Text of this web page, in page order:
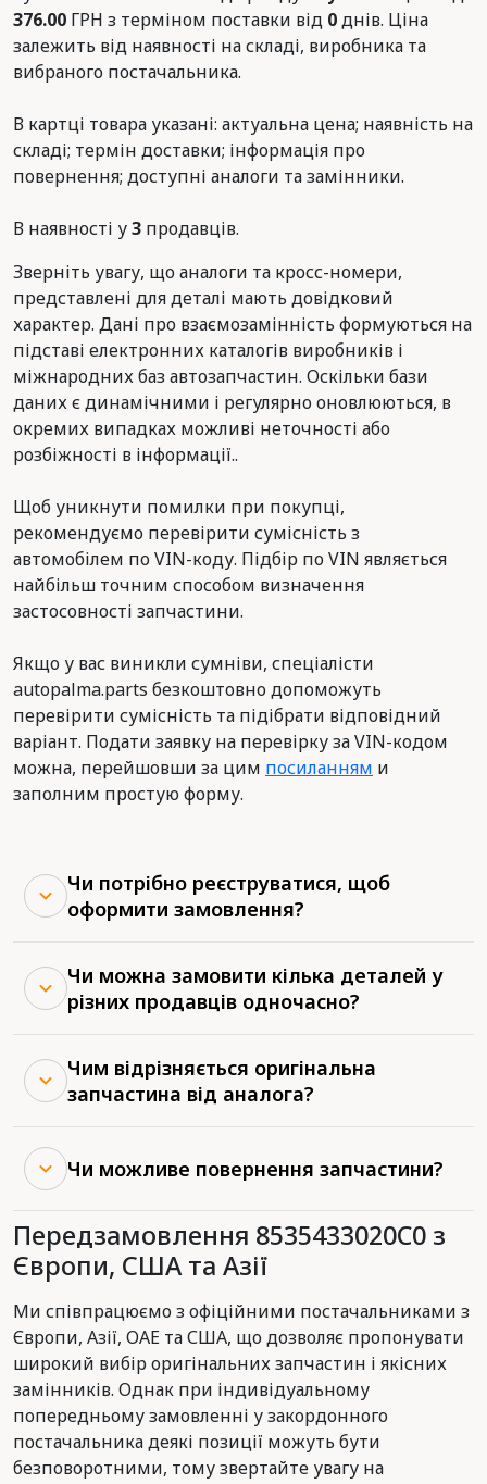
376.00 ГРН з терміном поставки від 0днів. Ціна
залежить від наявності на складі, виробника та
вибраного постачальника.
В картці товара указані: актуальна цена; наявність на
складі; термін доставки; інформація про
повернення; доступні аналоги та замінники.
В наявності у3 продавців.
Зверніть увагу, що аналоги та кросс-номери,
представлені для деталі мають довідковий
характер. Дані про взаємозамінність формуються на
підставі електронних каталогів виробників і
міжнародних баз автозапчастин. Оскільки бази
даних є динамічними і регулярно оновлюються, в
окремих випадках можливі неточності або
розбіжності в інформації..
Щоб уникнути помилки при покупці,
рекомендуємо перевірити сумісність з
автомобілем по VIN-коду. Підбір по VIN являється
найбільш точним способом визначення
застосовності запчастини.
Якщо у вас виникли сумніви, спеціалісти
autopalma.parts безкоштовно допоможуть
перевірити сумісність та підібрати відповідний
варіант. Подати заявку на перевірку за VIN-кодом
можна, перейшовши за цим посиланням и
заполним простую форму.
Чи потрібно реєструватися, щоб
оформити замовлення?
Чи можна замовити кілька деталей у
різних продавців одночасно?
Чим відрізняється оригінальна
запчастина від аналога?
Чи можливе повернення запчастини?
Передзамовлення 8535433020C0 з
Європи, США та Азії
Ми співпрацюємо з офіційними постачальниками з
Європи, Азії, ОАЕ та США, що дозволяє пропонувати
широкий вибір оригінальних запчастин і якісних
замінників. Однак при індивідуальному
попередньому замовленні у закордонного
постачальника деякі позиції можуть бути
безповоротними, тому звертайте увагу на